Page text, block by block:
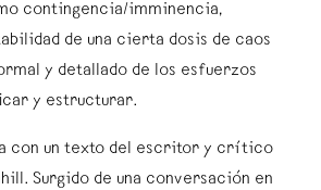
contingencia/imminencia,
de una cierta dosis de caos
y detallado de los esfuerzos
y estructurar.
con un texto del escritor y crítico
Surgido de una conversación en